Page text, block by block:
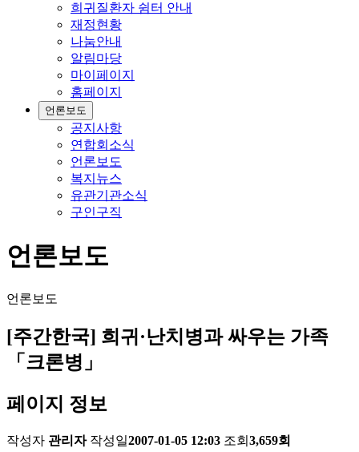
희귀질환자 쉼터 안내
재정현황
나눔안내
알림마당
마이페이지
홈페이지
언론보도
공지사항
연합회소식
언론보도
복지뉴스
유관기관소식
구인구직
언론보도
언론보도
[주간한국] 희귀·난치병과 싸우는 가족
「크론병」
페이지 정보
작성자 관리자 작성일2007-01-05 12:03 조회 3,659회